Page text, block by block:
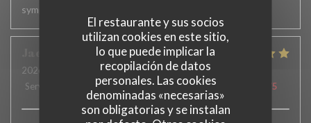
El restaurante y sus socios
utilizan cookies en este sitio,
lo que puede implicar la
recopilación de datos
personales. Las cookies
denominadas «necesarias»
son obligatorias y se instalan
sympa.
2026-07-02
- 19:15 - Invitados 2
Servicio
Ambiente: 5/5 Menú: 5/5 Calidad / Precio /5